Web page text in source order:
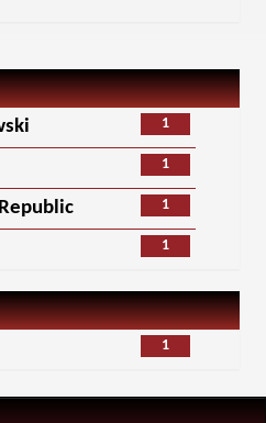
1
1
1
1
1